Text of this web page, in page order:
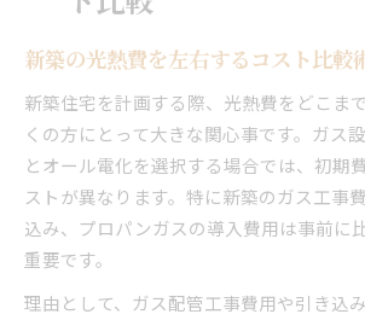
新築の光熱費を左右するコスト比較
新築住宅を計画する際、光熱費をどこま
くの方にとって大きな関心事です。ガス
とオール電化を選択する場合では、初期
ストが異なります。特に新築のガス工事
込み、プロパンガスの導入費用は事前に
重要です。
理由として、ガス配管工事費用や引き込